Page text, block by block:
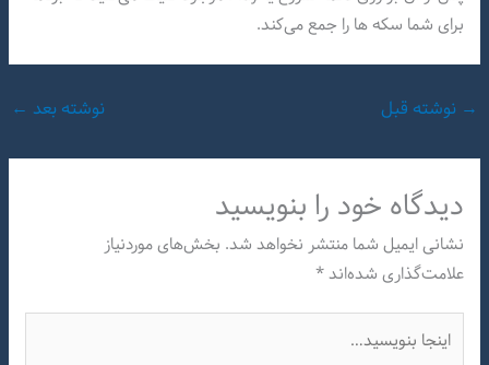
برای شما سکه ها را جمع می‌کند.
→ نوشته قبل نوشته بعد ←
دیدگاه‌ خود را بنویسید
نشانی ایمیل شما منتشر نخواهد شد. بخش‌های موردنیاز
علامت‌گذاری شده‌اند*
بنویسید…